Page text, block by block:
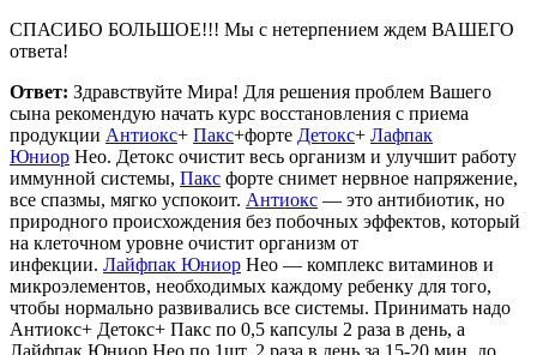
СПАСИБО БОЛЬШОЕ!!! Мы с нетерпением ждем ВАШЕГО
ответа!
Ответ: Здравствуйте Мира! Для решения проблем Вашего
сына рекомендую начать курс восстановления с приема
продукции Антиокс+ Пакс+форте Детокс+ Лафпак
Юниор Нео. Детокс очистит весь организм и улучшит работу
иммунной системы, Пакс форте снимет нервное напряжение,
все спазмы, мягко успокоит. Антиокс — это антибиотик, но
природного происхождения без побочных эффектов, который
на клеточном уровне очистит организм от
инфекции. Лайфпак Юниор Нео — комплекс витаминов и
микроэлементов, необходимых каждому ребенку для того,
чтобы нормально развивались все системы. Принимать надо
Антиокс+ Детокс+ Пакс по 0,5 капсулы 2 раза в день, а
Лайфпак Юниор Нео по 1шт. 2 раза в день за 15-20 мин. до